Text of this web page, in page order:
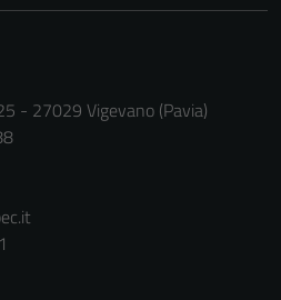
- 27029 Vigevano (Pavia)